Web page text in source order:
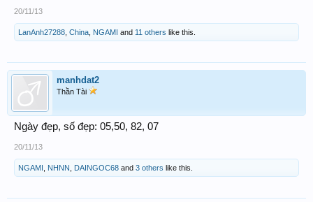
20/11/13
LanAnh27288 China NGAMI and 11 others like this.
manhdat2
Thần Tài
Ngày đẹp, số đẹp: 05,50, 82, 07
20/11/13
NGAMI NHNN DAINGOC68 and 3 others like this.